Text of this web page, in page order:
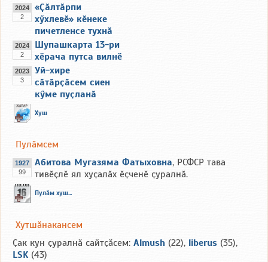
2024
2
«Ҫӑлтӑрпи
хӳхлевӗ» кӗнеке
пичетленсе тухнӑ
2024
2
Шупашкарта 13-ри
хӗрача путса вилнӗ
2023
3
Уй-хире
сӑтӑрҫӑсем сиен
кӳме пуҫланӑ
Хуш
Пулӑмсем
1927
99
Абитова Мугазяма Фатыховна, РСФСР тава
тивӗҫлӗ ял хуҫалӑх ӗҫченӗ ҫуралнӑ.
Пулӑм хуш...
Хутшӑнакансем
Ҫак кун ҫуралнӑ сайтҫӑсем: Almush (22), liberus (35),
LSK (43)